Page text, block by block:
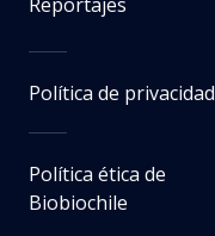
Política de privacidad
Política ética de
Biobiochile